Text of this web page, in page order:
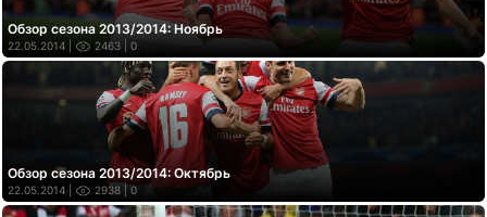
Обзор сезона 2013/2014: Ноябрь
22.05.2014 | 2463 | 0
Обзор сезона 2013/2014: Октябрь
22.05.2014 | 2938 | 0